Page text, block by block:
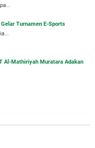
Turnamen E-Sports
Al-Mathiriyah Muratara Adakan